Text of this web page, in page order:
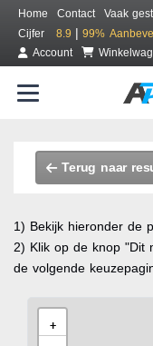
Home Contact
Vaak
Cijfer
8.9 | 99%
Account
Terug naar
1) Bekijk hieronder de
2) Klik op de knop "Dit
de volgende
+